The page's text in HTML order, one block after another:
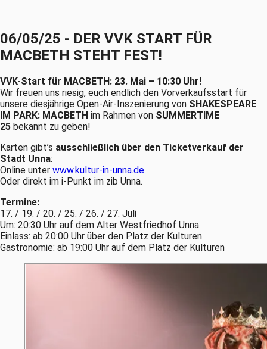
06/05/25 - DER VVK START FÜR
MACBETH STEHT FEST!
VVK-Start für MACBETH: 23. Mai – 10:30 Uhr!
Wir freuen uns riesig, euch endlich den Vorverkaufsstart für
unsere diesjährige Open-Air-Inszenierung von SHAKESPEARE
IM PARK: MACBETH im Rahmen von SUMMERTIME
25 bekannt zu geben!
Karten gibt’s ausschließlich über den Ticketverkauf der
Stadt Unna:
Online unter www.kultur-in-unna.de
Oder direkt im i-Punkt im zib Unna.
Termine:
17. / 19. / 20. / 25. / 26. / 27. Juli
Um: 20:30 Uhr auf dem Alter Westfriedhof Unna
Einlass: ab 20:00 Uhr über den Platz der Kulturen
Gastronomie: ab 19:00 Uhr auf dem Platz der Kulturen